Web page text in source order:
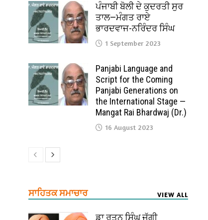
ਪੰਜਾਬੀ ਬੋਲੀ ਦੇ ਕੁਦਰਤੀ ਸੁਰ
ਤਾਲ—ਮੰਗਤ ਰਾਏ
ਭਾਰਦਵਾਜ-ਨਰਿੰਦਰ ਸਿੰਘ
1 September 2023
Panjabi Language and
Script for the Coming
Panjabi Generations on
the International Stage —
Mangat Rai Bhardwaj (Dr.)
16 August 2023
ਸਾਹਿਤਕ ਸਮਾਚਾਰ VIEW ALL
ਡਾ ਰਤਨ ਸਿੰਘ ਜੱਗੀ